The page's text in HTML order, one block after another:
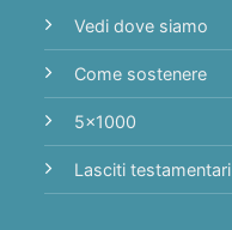
Vedi dove siamo
Come sostenere
5x1000
Lasciti testamentari